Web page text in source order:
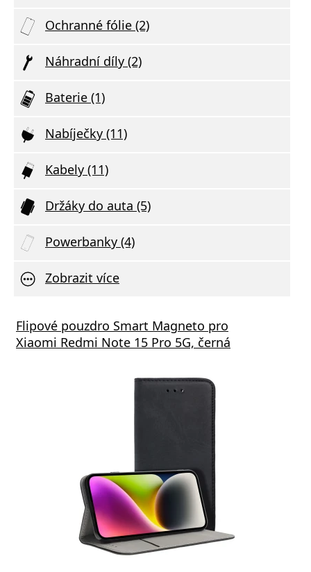
Ochranné fólie (2)
Náhradní díly (2)
Baterie (1)
Nabíječky (11)
Kabely (11)
Držáky do auta (5)
Powerbanky (4)
Zobrazit více
Flipové pouzdro Smart Magneto pro
Xiaomi Redmi Note 15 Pro 5G, černá